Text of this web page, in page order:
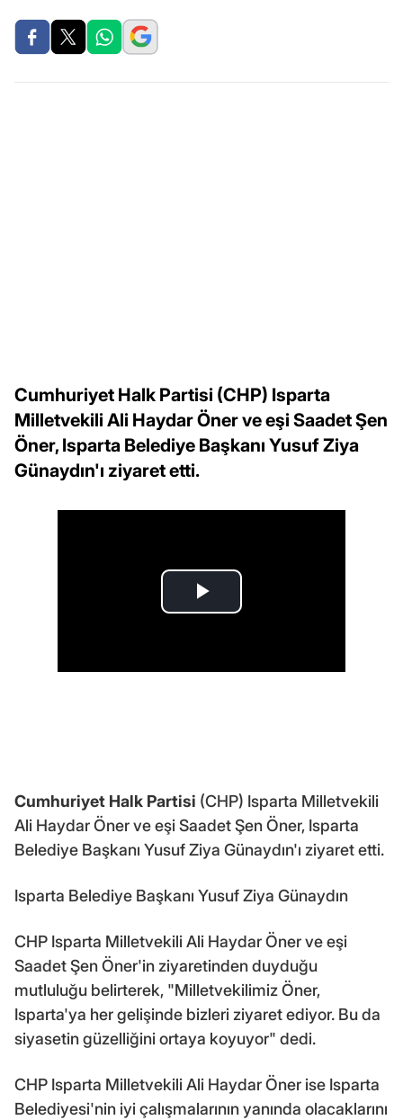
Cumhuriyet Halk Partisi (CHP) Isparta
Milletvekili Ali Haydar Öner ve eşi Saadet Şen
Öner, Isparta Belediye Başkanı Yusuf Ziya
Günaydın'ı ziyaret etti.
Cumhuriyet Halk Partisi (CHP) Isparta Milletvekili
Ali Haydar Öner ve eşi Saadet Şen Öner, Isparta
Belediye Başkanı Yusuf Ziya Günaydın'ı ziyaret etti.
Isparta Belediye Başkanı Yusuf Ziya Günaydın
CHP Isparta Milletvekili Ali Haydar Öner ve eşi
Saadet Şen Öner'in ziyaretinden duyduğu
mutluluğu belirterek, "Milletvekilimiz Öner,
Isparta'ya her gelişinde bizleri ziyaret ediyor. Bu da
siyasetin güzelliğini ortaya koyuyor" dedi.
CHP Isparta Milletvekili Ali Haydar Öner ise Isparta
Belediyesi'nin iyi çalışmalarının yanında olacaklarını